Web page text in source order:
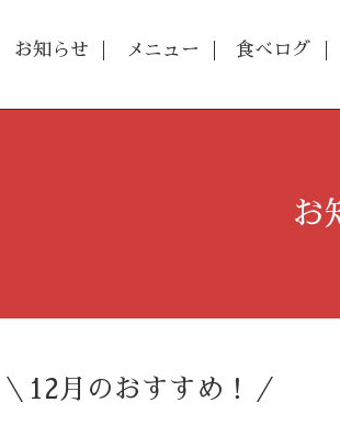
お知らせ メニュー 食べログ
お
＼12月のおすすめ！／